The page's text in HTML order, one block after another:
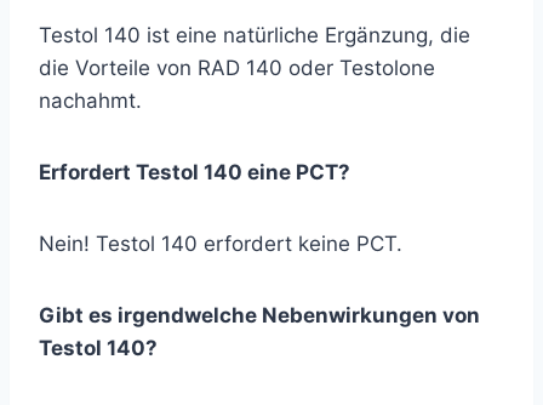
Testol 140 ist eine natürliche Ergänzung, die
die Vorteile von RAD 140 oder Testolone
nachahmt.
Erfordert Testol 140 eine PCT?
Nein! Testol 140 erfordert keine PCT.
Gibt es irgendwelche Nebenwirkungen von
Testol 140?